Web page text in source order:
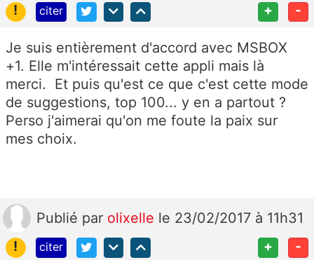
!
citer + -
Je suis entièrement d'accord avec MSBOX
+1. Elle m'intéressait cette appli mais là
merci. Et puis qu'est ce que c'est cette mode
de suggestions, top 100... y en a partout ?
Perso j'aimerai qu'on me foute la paix sur
mes choix.
Publié par olixelle le 23/02/2017 à 11h31
!
citer + -